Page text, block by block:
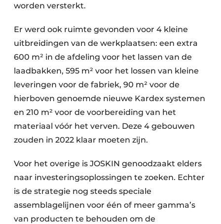
worden versterkt.
Er werd ook ruimte gevonden voor 4 kleine
uitbreidingen van de werkplaatsen: een extra
600 m² in de afdeling voor het lassen van de
laadbakken, 595 m² voor het lossen van kleine
leveringen voor de fabriek, 90 m² voor de
hierboven genoemde nieuwe Kardex systemen
en 210 m² voor de voorbereiding van het
materiaal vóór het verven. Deze 4 gebouwen
zouden in 2022 klaar moeten zijn.
Voor het overige is JOSKIN genoodzaakt elders
naar investeringsoplossingen te zoeken. Echter
is de strategie nog steeds speciale
assemblagelijnen voor één of meer gamma’s
van producten te behouden om de